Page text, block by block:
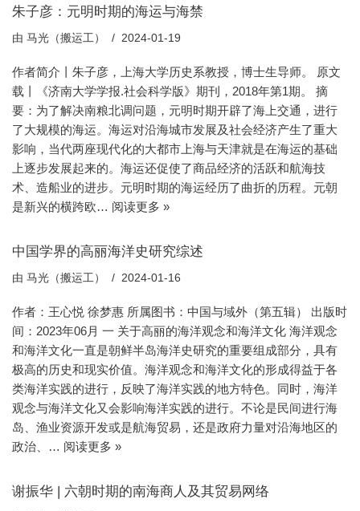
朱子彦：元明时期的海运与海禁
由 马光（搬运工） 2024-01-19
作者简介丨朱子彦，上海大学历史系教授，博士生导师。 原文
载丨《济南大学学报.社会科学版》期刊，2018年第1期。 摘
要：为了解决南粮北调问题，元明时期开辟了海上交通，进行
了大规模的海运。海运对沿海城市发展及社会经济产生了重大
影响，当代两座现代化的大都市上海与天津就是在海运的基础
上逐步发展起来的。海运还促使了商品经济的活跃和航海技
术、造船业的进步。元明时期的海运经历了曲折的历程。元朝
是新兴的横跨欧… 阅读更多 »
中国学界的高丽海洋史研究综述
由 马光（搬运工） 2024-01-16
作者：王心悦 徐梦惠 所属图书：中国与域外（第五辑） 出版时
间：2023年06月 一 关于高丽的海洋观念和海洋文化 海洋观念
和海洋文化一直是朝鲜半岛海洋史研究的重要组成部分，具有
极高的历史和现实价值。海洋观念和海洋文化的形成得益于各
类海洋实践的进行，反映了海洋实践的地方特色。同时，海洋
观念与海洋文化又会影响海洋实践的进行。不论是民间进行海
岛、渔业资源开发或是航海贸易，还是政府力量对沿海地区的
政治、… 阅读更多 »
谢振华 | 六朝时期的南海商人及其贸易网络